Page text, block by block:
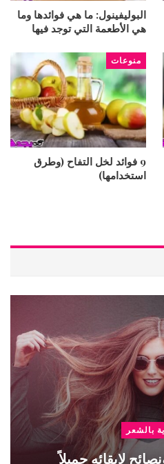
البوليفينول: ما هي فوائدها وما
هي الأطعمة التي توجد فيها
منوعات
9 فوائد لخل التفاح (وطرق
استخدامها)
بالشعر
لإبقائه جميلاً